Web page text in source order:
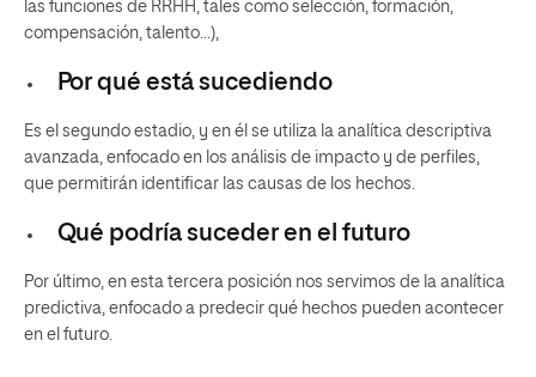
las funciones de RRHH, tales como selección, formación,
compensación, talento…),
Por qué está sucediendo
Es el segundo estadio, y en él se utiliza la analítica descriptiva
avanzada, enfocado en los análisis de impacto y de perfiles,
que permitirán identificar las causas de los hechos.
Qué podría suceder en el futuro
Por último, en esta tercera posición nos servimos de la analítica
predictiva, enfocado a predecir qué hechos pueden acontecer
en el futuro.